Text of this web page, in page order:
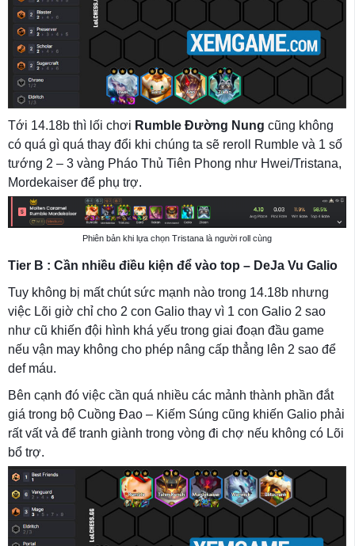
Tới 14.18b thì lối chơi Rumble Đường Nung cũng không
có quá gì quá thay đổi khi chúng ta sẽ reroll Rumble và 1 số
tướng 2 – 3 vàng Pháo Thủ Tiên Phong như Hwei/Tristana,
Mordekaiser để phụ trợ.
Phiên bản khi lựa chọn Tristana là người roll cùng
Tier B : Cần nhiều điều kiện để vào top – DeJa Vu Galio
Tuy không bị mất chút sức mạnh nào trong 14.18b nhưng
việc Lõi giờ chỉ cho 2 con Galio thay vì 1 con Galio 2 sao
như cũ khiến đội hình khá yếu trong giai đoạn đầu game
nếu vận may không cho phép nâng cấp thẳng lên 2 sao để
def máu.
Bên cạnh đó việc cần quá nhiều các mảnh thành phần đắt
giá trong bộ Cuồng Đao – Kiếm Súng cũng khiến Galio phải
rất vất vả để tranh giành trong vòng đi chợ nếu không có Lõi
bổ trợ.